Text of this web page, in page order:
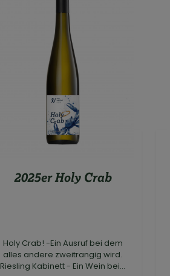
2025er Holy Crab
Holy Crab! -Ein Ausruf bei dem
alles andere zweitrangig wird.
Riesling Kabinett - Ein Wein bei...